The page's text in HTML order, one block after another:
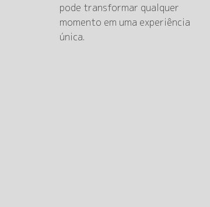
pode transformar qualquer
momento em uma experiência
única.